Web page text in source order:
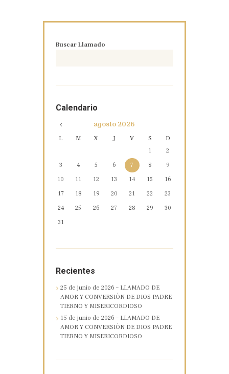
Buscar Llamado
Calendario
agosto2026
L M X J V S
D
1
2
3
4 5 6 7 8
9
10
11 12 13 14 15
16
17
18 19 20 21 22
23
24
25 26 27 28 29
30
31
Recientes
25 de junio de 2026 – LLAMADO DE
AMOR Y CONVERSIÓN DE DIOS PADRE
TIERNO Y MISERICORDIOSO
15 de junio de 2026 – LLAMADO DE
AMOR Y CONVERSIÓN DE DIOS PADRE
TIERNO Y MISERICORDIOSO